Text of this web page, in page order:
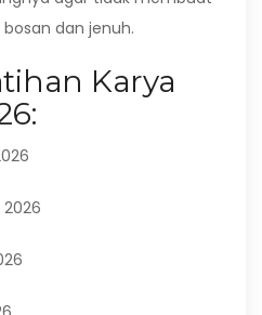
dan jenuh.
Karya
2026